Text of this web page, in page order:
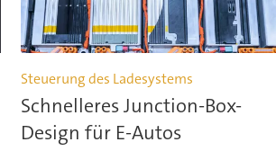
Steuerung des Ladesystems
Schnelleres Junction-Box-
Design für E-Autos